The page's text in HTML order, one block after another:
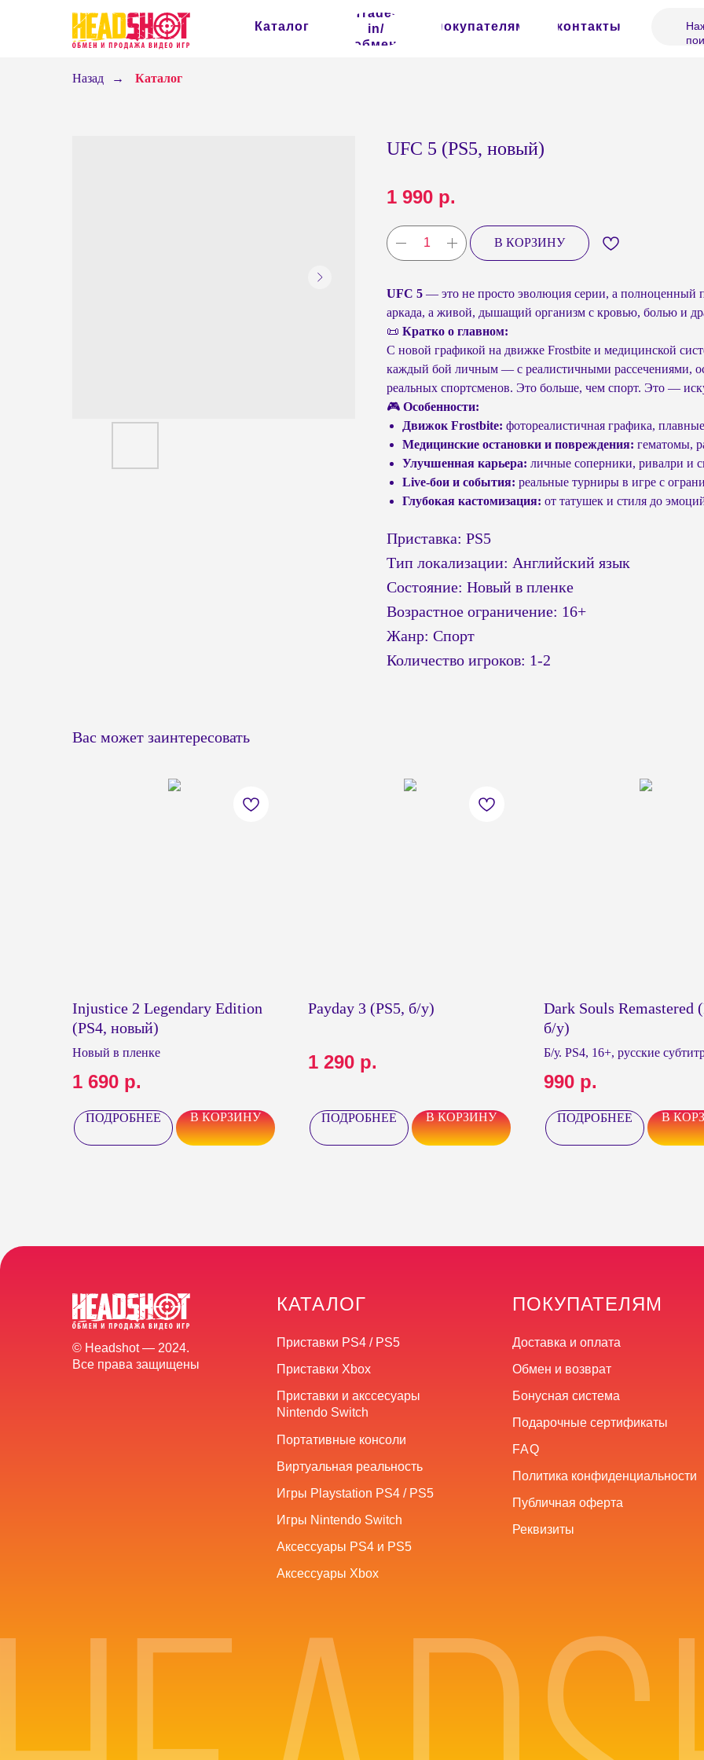
Каталог
Trade-
in/
обмен
покупателям контакты
Назад → Каталог
UFC 5 (PS5, новый)
1 990 р.
В КОРЗИНУ
UFC 5 — это не просто эволюция серии, а полноценный
аркада, а живой, дышащий организм с кровью, болью и
📜 Кратко о главном:
С новой графикой на движке Frostbite и медицинской
каждый бой личным — с реалистичными рассечениями,
реальных спортсменов. Это больше, чем спорт. Это —
🎮 Особенности:
Движок Frostbite: фотореалистичная графика,
Медицинские остановки и повреждения: гематомы,
Улучшенная карьера: личные соперники, ривалри и
Live-бои и события: реальные турниры в игре с
Глубокая кастомизация: от татушек и стиля до
Приставка: PS5
Тип локализации: Английский язык
Состояние: Новый в пленке
Возрастное ограничение: 16+
Жанр: Спорт
Количество игроков: 1-2
Вас может заинтересовать
Injustice 2 Legendary Edition
(PS4, новый)
Новый в пленке
1 690 р.
ПОДРОБНЕЕ В КОРЗИНУ
Payday 3 (PS5, б/у)
1 290 р.
ПОДРОБНЕЕ В КОРЗИНУ
Dark Souls Remastered
б/у)
Б/у. PS4, 16+, русские
990 р.
ПОДРОБНЕЕ В
© Headshot — 2024.
Все права защищены
КАТАЛОГ ПОКУПАТЕЛЯМ
Приставки Xbox
Приставки и акссесуары
Nintendo Switch
Приставки PS4 / PS5
Аксессуары Xbox
Игры Nintendo Switch
Игры Playstation PS4 / PS5
Доставка и оплата
Обмен и возврат
Политика конфиденциальности
Публичная оферта
FAQ
Подарочные сертификаты
Аксессуары PS4 и PS5
Портативные консоли
Виртуальная реальность
Реквизиты
Бонусная система